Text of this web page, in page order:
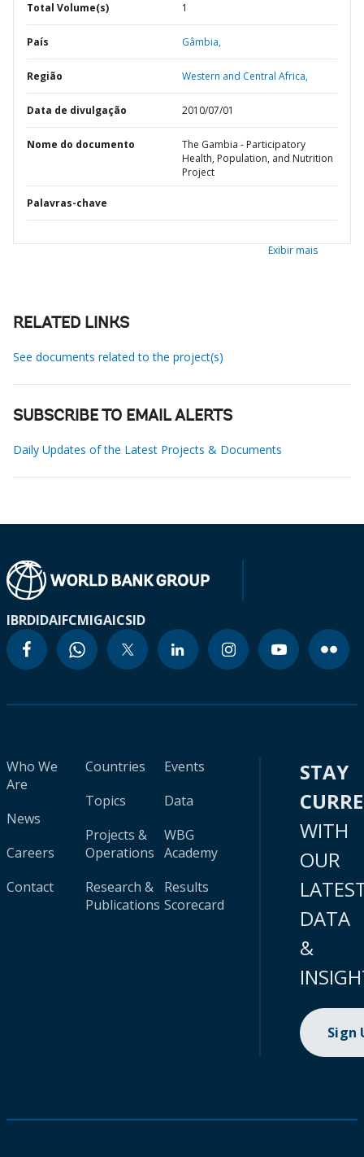
Total Volume(s) 1
País Gâmbia,
Região Western and Central Africa,
Data de divulgação 2010/07/01
Nome do documento
The Gambia - Participatory
Health, Population, and Nutrition
Project
Palavras-chave
Exibir mais
RELATED LINKS
See documents related to the project(s)
SUBSCRIBE TO EMAIL ALERTS
Daily Updates of the Latest Projects & Documents
IBRDIDAIFCMIGAICSID
Who We
Are
News
Careers
Contact
Countries
Topics
Projects &
Operations
Research &
Publications
Events
Data
WBG
Academy
Results
Scorecard
STAY
WITH
OUR
DATA
&
Sign